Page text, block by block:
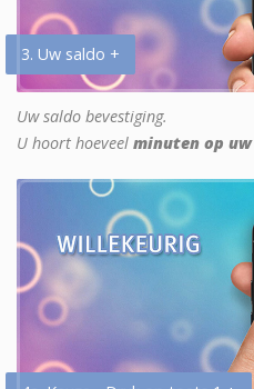
3. Uw saldo +
Uw saldo bevestiging.
U hoort hoeveel minuten op